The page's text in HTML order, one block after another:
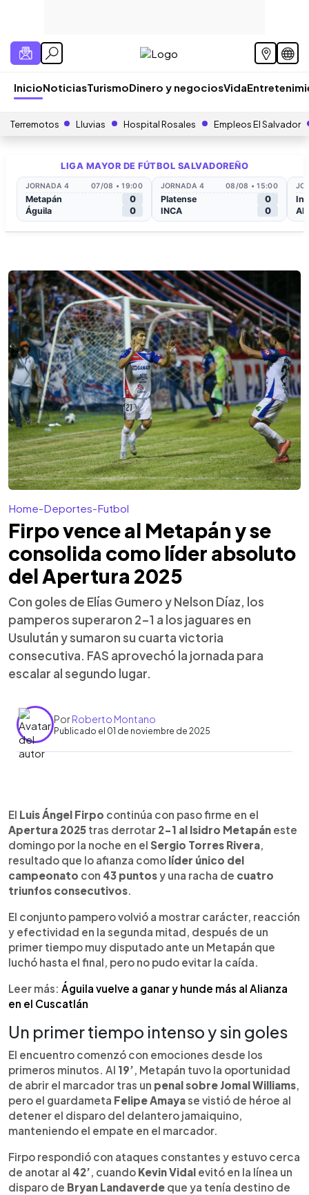
InicioNoticiasTurismoDinero y negociosVida
Terremotos Lluvias Hospital Rosales Empleos El Salvador
Home-Deportes-Futbol
Firpo vence al Metapán y se
consolida como líder absoluto
del Apertura 2025
Con goles de Elías Gumero y Nelson Díaz, los
pamperos superaron 2-1 a los jaguares en
Usulután y sumaron su cuarta victoria
consecutiva. FAS aprovechó la jornada para
escalar al segundo lugar.
PorRoberto Montano
Publicado el 01 de noviembre de 2025
► Escuchar artículo
El Luis Ángel Firpo se consolidó como líder
absoluto del Apertura 2025 al vencer 2-1 al Isidro
Metapán en Usulután. Tras un primer tiempo sin
goles, los pamperos reaccionaron en la segunda
mitad con tantos de Elías Gumero (46’, de penal) y
Nelson Díaz (72’). Metapán descontó en el 90+3’
derrota. Con este triunfo, Firpo alcanza 43 puntos
y suma cuatro victorias consecutivas. En otro
resultado destacado, FAS superó 2-0 al Inter de
San Salvador con doblete de Rafael Tejada,
ubicándose segundo con 38 puntos tras la caída
del Alianza.
El Luis Ángel Firpo continúa con paso firme en el
Apertura 2025 tras derrotar 2-1 al Isidro Metapán este
domingo por la noche en el Sergio Torres Rivera,
resultado que lo afianza como líder único del
campeonato con 43 puntosy una racha de cuatro
triunfos consecutivos.
El conjunto pampero volvió a mostrar carácter, reacción
y efectividad en la segunda mitad, después de un
primer tiempo muy disputado ante un Metapán que
luchó hasta el final, pero no pudo evitar la caída.
Leer más: Águila vuelve a ganar y hunde más al Alianza
en el Cuscatlán
Un primer tiempo intenso y sin goles
El encuentro comenzó con emociones desde los
primeros minutos. Al 19’, Metapán tuvo la oportunidad
de abrir el marcador tras un penal sobre Jomal Williams,
pero el guardameta Felipe Amayase vistió de héroe al
detener el disparo del delantero jamaiquino,
manteniendo el empate en el marcador.
Firpo respondió con ataques constantes y estuvo cerca
de anotar al 42’, cuando Kevin Vidal evitó en la línea un
disparo de Bryan Landaverde que ya tenía destino de